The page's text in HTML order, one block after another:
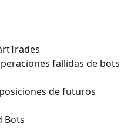
fallidas de bots
de futuros
Bots